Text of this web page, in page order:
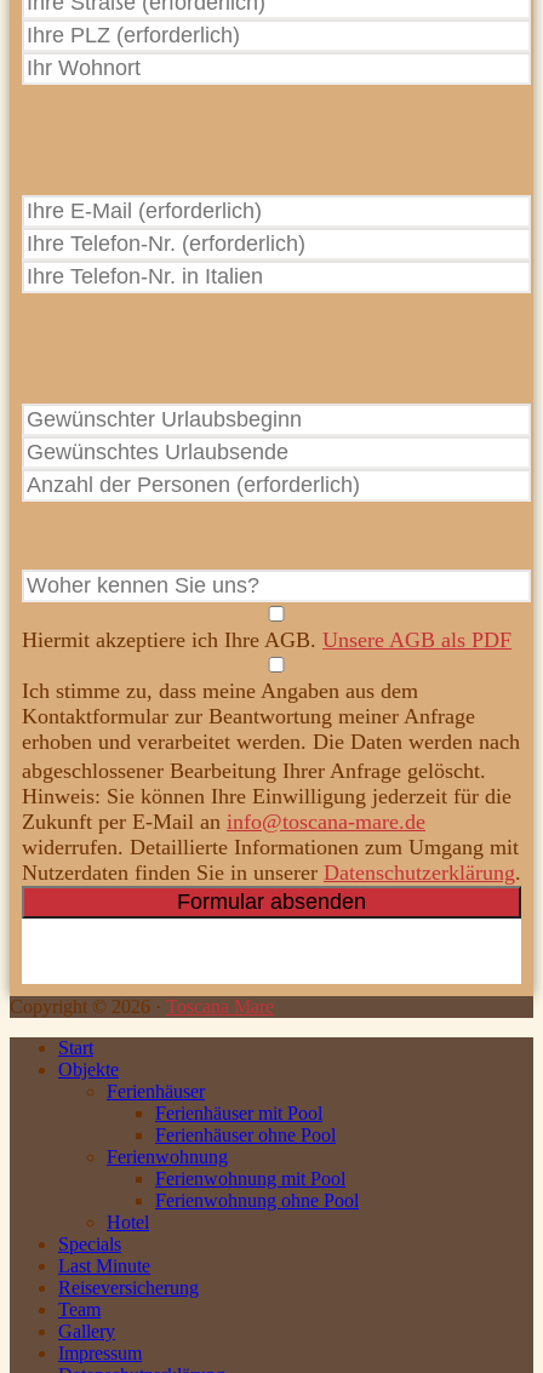
Hiermit akzeptiere ich Ihre AGB. Unsere AGB als PDF
Ich stimme zu, dass meine Angaben aus dem
Kontaktformular zur Beantwortung meiner Anfrage
erhoben und verarbeitet werden. Die Daten werden nach
abgeschlossener Bearbeitung Ihrer Anfrage gelöscht.
Hinweis: Sie können Ihre Einwilligung jederzeit für die
Zukunft per E-Mail an info@toscana-mare.de
widerrufen. Detaillierte Informationen zum Umgang mit
Nutzerdaten finden Sie in unserer Datenschutzerklärung.
Copyright © 2026 · Toscana Mare
Start
Objekte
Ferienhäuser
Ferienhäuser mit Pool
Ferienhäuser ohne Pool
Ferienwohnung
Ferienwohnung mit Pool
Ferienwohnung ohne Pool
Hotel
Specials
Last Minute
Reiseversicherung
Team
Gallery
Impressum